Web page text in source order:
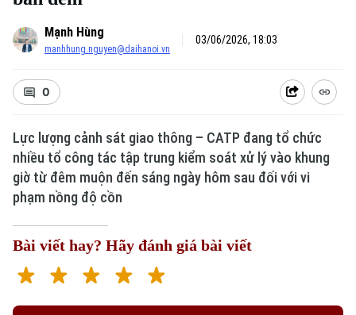
Mạnh Hùng
manhhung.nguyen@daihanoi.vn
03/06/2026, 18:03
0
Lực lượng cảnh sát giao thông – CATP đang tổ chức
nhiều tổ công tác tập trung kiểm soát xử lý vào khung
giờ từ đêm muộn đến sáng ngày hôm sau đối với vi
phạm nồng độ cồn
Bài viết hay? Hãy đánh giá bài viết